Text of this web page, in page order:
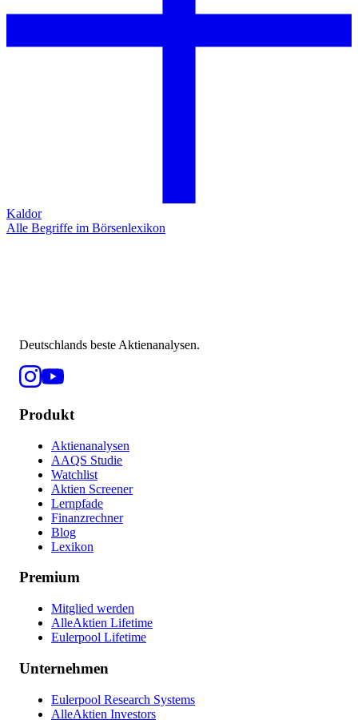
Kaldor
Alle Begriffe im Börsenlexikon
Deutschlands beste Aktienanalysen.
Produkt
Aktienanalysen
AAQS Studie
Watchlist
Aktien Screener
Lernpfade
Finanzrechner
Blog
Lexikon
Premium
Mitglied werden
AlleAktien Lifetime
Eulerpool Lifetime
Unternehmen
Eulerpool Research Systems
AlleAktien Investors